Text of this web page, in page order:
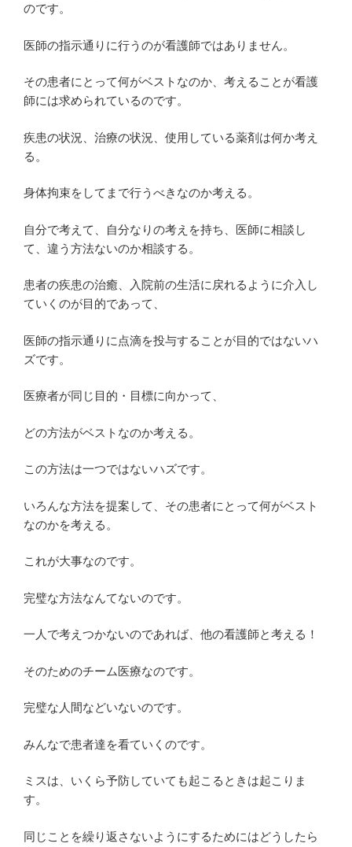
のです。
医師の指示通りに行うのが看護師ではありません。
その患者にとって何がベストなのか、考えることが看護
師には求められているのです。
疾患の状況、治療の状況、使用している薬剤は何か考え
る。
身体拘束をしてまで行うべきなのか考える。
自分で考えて、自分なりの考えを持ち、医師に相談し
て、違う方法ないのか相談する。
患者の疾患の治癒、入院前の生活に戻れるように介入し
ていくのが目的であって、
医師の指示通りに点滴を投与することが目的ではないハ
ズです。
医療者が同じ目的・目標に向かって、
どの方法がベストなのか考える。
この方法は一つではないハズです。
いろんな方法を提案して、その患者にとって何がベスト
なのかを考える。
これが大事なのです。
完璧な方法なんてないのです。
一人で考えつかないのであれば、他の看護師と考える！
そのためのチーム医療なのです。
完璧な人間などいないのです。
みんなで患者達を看ていくのです。
ミスは、いくら予防していても起こるときは起こりま
す。
同じことを繰り返さないようにするためにはどうしたら